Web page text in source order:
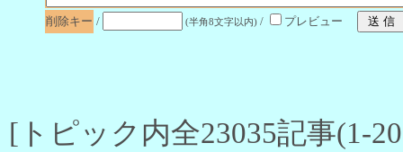
削除キー / (半角8文字以内) / プレビュー
[トピック内全23035記事(1-